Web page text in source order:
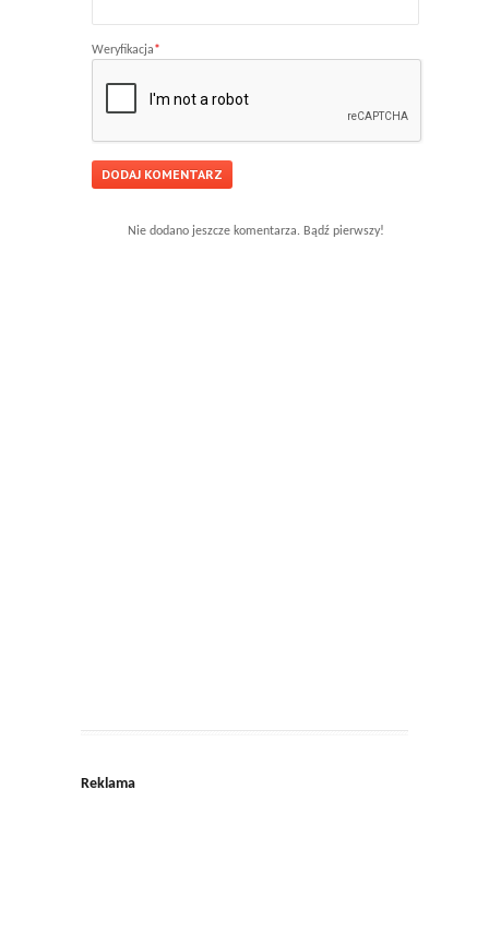
Weryfikacja*
Nie dodano jeszcze komentarza. Bądź pierwszy!
Reklama